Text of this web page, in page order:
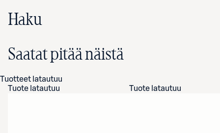
Haku
Saatat pitää näistä
Tuotteet latautuu
Tuote latautuu
Tuote latautuu